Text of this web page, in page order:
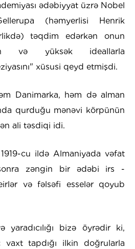
ədəbiyyat üzrə Nobel
(həmyerlisi Henrik
təqdim edərkən onun
və yüksək ideallarla
xüsusi qeyd etmişdi.
Danimarka, həm də alman
qurduğu mənəvi körpünün
ən ali təsdiqi idi.
cu ildə Almaniyada vəfat
zəngin bir ədəbi irs -
və fəlsəfi esselər qoyub
yaradıcılığı bizə öyrədir ki,
vaxt tapdığı ilkin doğrularla